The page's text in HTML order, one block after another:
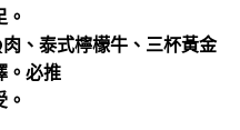
、泰式檸檬牛、三杯黃金
。必推